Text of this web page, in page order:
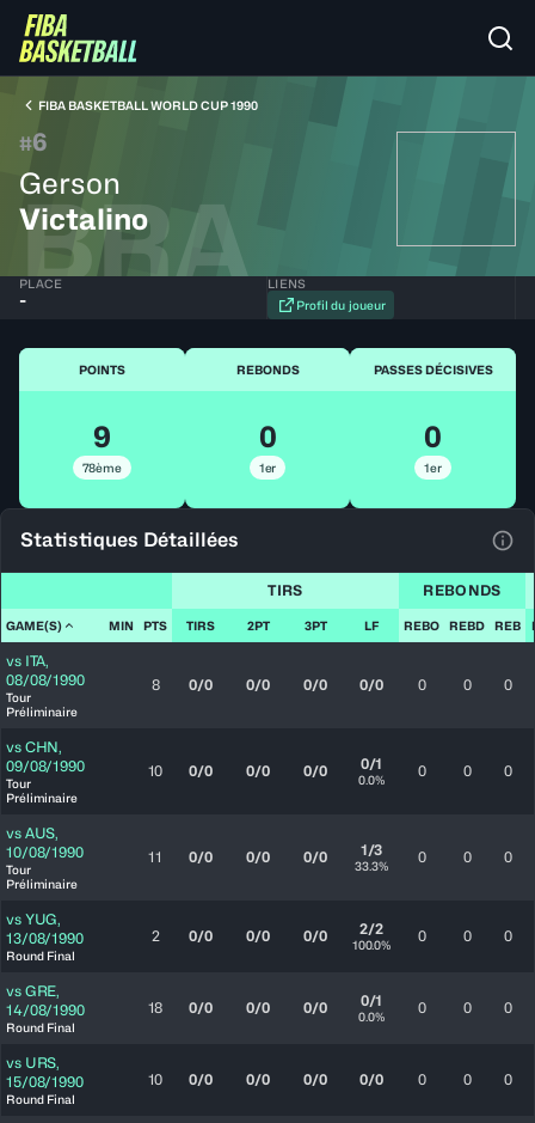
FIBA BASKETBALL WORLD CUP 1990
#6
Gerson
Victalino
BRA
PLACE
-
LIENS
Profil du joueur
POINTS
9
78ème
REBONDS
0
1er
PASSES DÉCISIVES
0
1er
Statistiques Détaillées
TIRS REBONDS
GAME(S) MIN PTS TIRS 2PT 3PT LF REBO REBD REB
vs ITA,
08/08/1990
Tour
Préliminaire
8 0/0 0/0 0/0 0/0 0 0 0
vs CHN,
09/08/1990
Tour
Préliminaire
10 0/0 0/0 0/0 0/1
0.0% 0 0 0
vs AUS,
10/08/1990
Tour
Préliminaire
11 0/0 0/0 0/0 1/3
33.3% 0 0 0
vs YUG,
13/08/1990
Round Final
2 0/0 0/0 0/0 2/2
100.0% 0 0 0
vs GRE,
14/08/1990
Round Final
18 0/0 0/0 0/0 0/1
0.0% 0 0 0
vs URS,
15/08/1990
Round Final
10 0/0 0/0 0/0 0/0 0 0 0